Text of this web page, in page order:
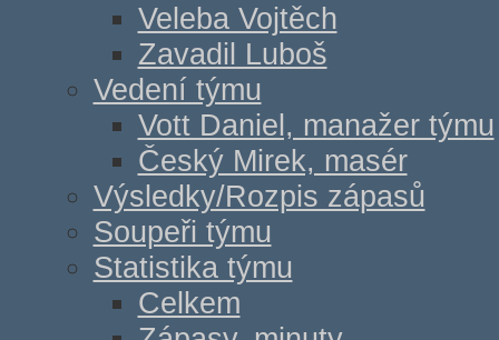
Veleba Vojtěch
Zavadil Luboš
Vedení týmu
Vott Daniel, manažer týmu
Český Mirek, masér
Výsledky/Rozpis zápasů
Soupeři týmu
Statistika týmu
Celkem